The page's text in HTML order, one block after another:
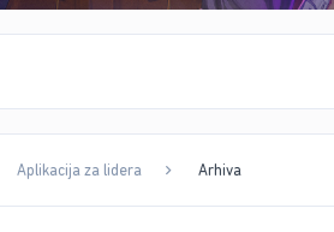
Aplikacija za lidera Arhiva